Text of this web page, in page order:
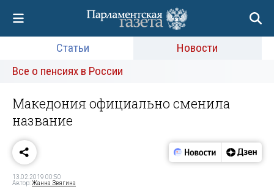
Статьи
Новости
Все о пенсиях в России
Македония официально сменила
название
13.02.2019 00:50
Автор:Жанна Звягина